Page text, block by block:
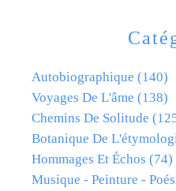
Autobiographique (140)
Voyages De L'âme (138)
Chemins De Solitude
Botanique De
Hommages Et Échos (74)
Musique - Peinture -